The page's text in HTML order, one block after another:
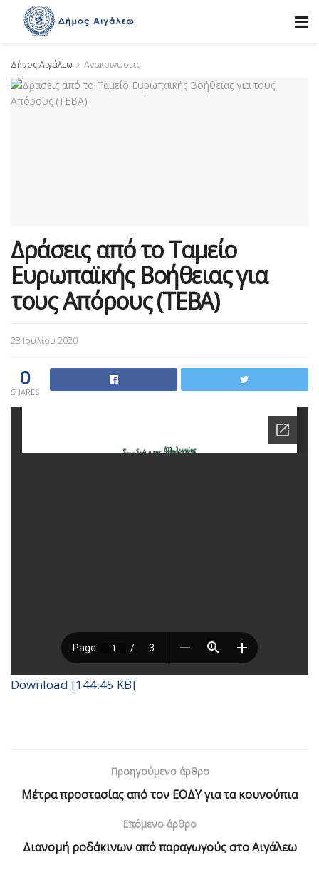
Δήμος Αιγάλεω Ανακοινώσεις
Δράσεις από τo Ταμείο
Ευρωπαϊκής Βοήθειας για
τους Απόρους (ΤΕΒΑ)
23 Ιουλίου 2020
0
SHARES
Download [144.45 KB]
Προηγούμενο άρθρο
Μέτρα προστασίας από τον ΕΟΔΥ για τα κουνούπια
Επόμενο άρθρο
Διανομή ροδάκινων από παραγωγούς στο Αιγάλεω